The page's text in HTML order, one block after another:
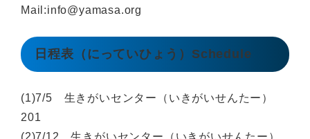
Mail:info@yamasa.org
日程表（にっていひょう）Schedule
(1)7/5 生きがいセンター（いきがいせんたー）
201